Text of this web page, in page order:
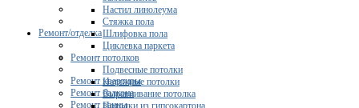
Ремонт/отделка
Ремонт квартиры
Ремонт балкона
Ремонт ванны
Настил линолеума
Стяжка пола
Шлифовка пола
Циклевка паркета
Ремонт потолков
Подвесные потолки
Натяжные потолки
Выравнивание потолка
Потолки из гипсокартона